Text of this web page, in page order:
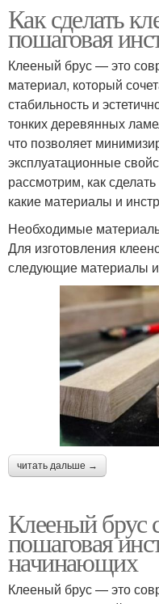
Как сделать
пошаговая
Клееный брус — это
материал, который
стабильность и
тонких деревянных
что позволяет
эксплуатационные
рассмотрим, как
какие материалы и
Необходимые
Для изготовления
следующие материалы
читать дальше →
Клееный брус
пошаговая
начинающих
Клееный брус — это